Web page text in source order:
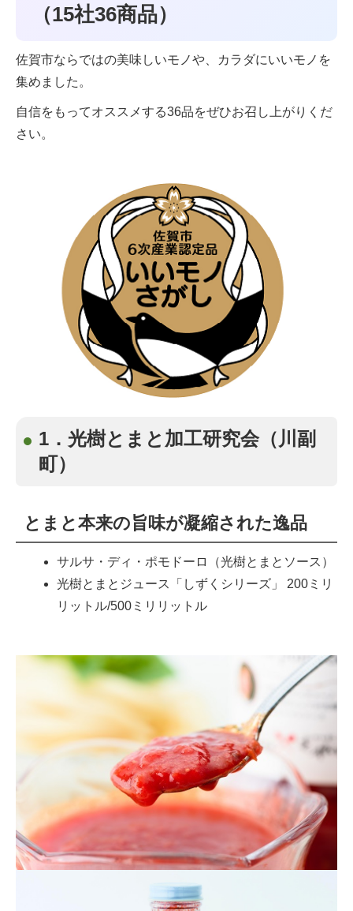
（15社36商品）
佐賀市ならではの美味しいモノや、カラダにいいモノを
集めました。
自信をもってオススメする36品をぜひお召し上がりくだ
さい。
1．光樹とまと加工研究会（川副
町）
とまと本来の旨味が凝縮された逸品
サルサ・ディ・ポモドーロ（光樹とまとソース）
光樹とまとジュース「しずくシリーズ」 200ミリ
リットル/500ミリリットル